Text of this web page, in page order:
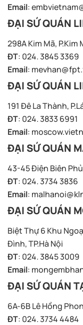
Email:
ĐẠI SỨ QUÁN
298A Kim Mã, P.Kim
ĐT: 024. 3845 3369
Email:
ĐẠI SỨ QUÁN
191 Đê La Thành,
ĐT: 024. 3833 6991
Email:
ĐẠI SỨ QUÁN
43-45 Điện Biên
ĐT: 024. 3734 3836
Email:
ĐẠI SỨ QUÁN
Biệt Thự 6 Khu
Đình, TP.Hà Nội
ĐT: 024. 3845 3009
Email:
ĐẠI SỨ QUÁN
6A-6B Lê Hồng
ĐT: 024. 3734 4484